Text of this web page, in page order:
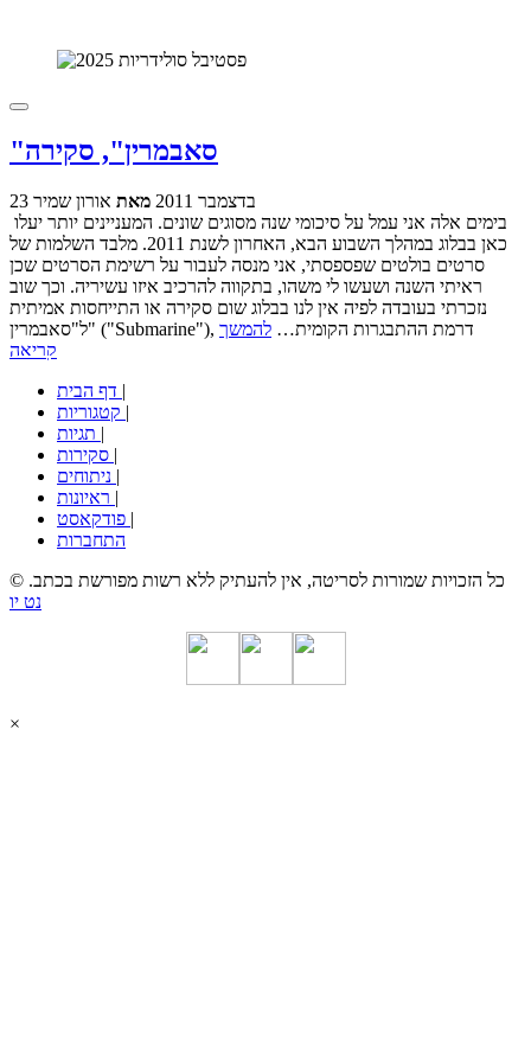
"סאבמרין", סקירה
23 בדצמבר 2011 מאת אורון שמיר
כאן בבלוג במהלך השבוע הבא, האחרון לשנת 2011. מלבד השלמות של
סרטים בולטים שפספסתי, אני מנסה לעבור על רשימת הסרטים שכן
ראיתי השנה ושעשו לי משהו, בתקווה להרכיב איזו עשיריה. וכך שוב
נזכרתי בעובדה לפיה אין לנו בבלוג שום סקירה או התייחסות אמיתית
ל"סאבמרין" ("Submarine"), דרמת ההתבגרות הקומית… להמשך
קריאה
|
|
|
|
|
|
|
התחברות
© כל הזכויות שמורות לסריטה, אין להעתיק ללא רשות מפורשת בכתב.
נט יו
×